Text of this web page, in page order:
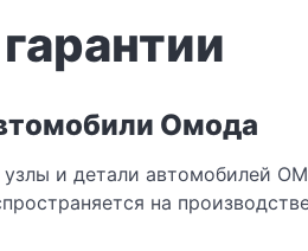
Омода
и детали автомобилей
на